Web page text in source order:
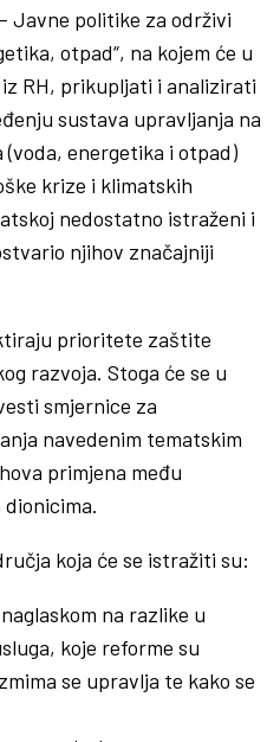
Javne politike za održivi
otpad“, na kojem će u
RH, prikupljati i analizirati
sustava upravljanja na
energetika i otpad)
krize i klimatskih
nedostatno istraženi i
njihov značajniji
prioritete zaštite
razvoja. Stoga će se u
smjernice za
navedenim tematskim
primjena među
koja će se istražiti su:
na razlike u
koje reforme su
se upravlja te kako se